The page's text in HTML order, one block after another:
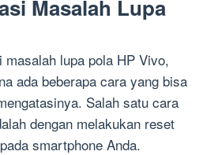
Masalah Lupa
lupa pola HP Vivo,
ada beberapa cara yang bisa
Salah satu cara
dengan melakukan reset
smartphone Anda.